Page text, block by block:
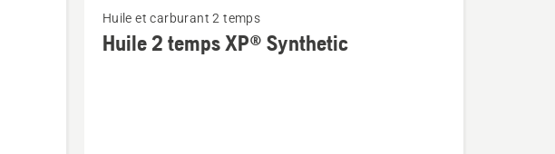
plusHuile et carburant 2 temps
Huile 2 temps XP® Synthetic